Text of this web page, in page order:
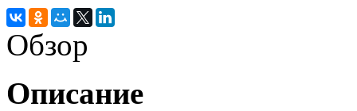
Обзор
Описание